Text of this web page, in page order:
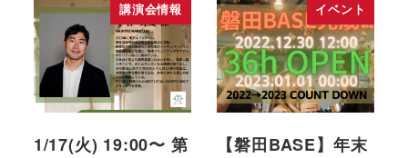
講演会情報
1/17(火) 19:00〜 第
イベント
【磐田BASE】年末